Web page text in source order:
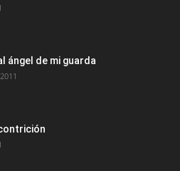
ángel de mi guarda